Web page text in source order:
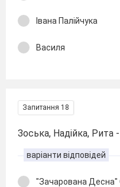
Івана Палійчука
Василя
Запитання 18
Зоська, Надійка, Рита -
варіанти відповідей
"Зачарована